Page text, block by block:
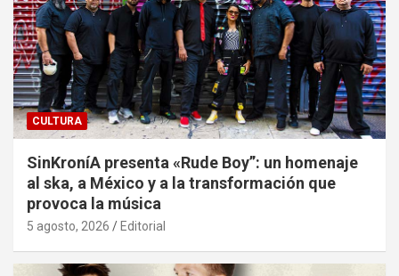
CULTURA
SinKroníA presenta «Rude Boy”: un homenaje
al ska, a México y a la transformación que
provoca la música
5 agosto, 2026 Editorial